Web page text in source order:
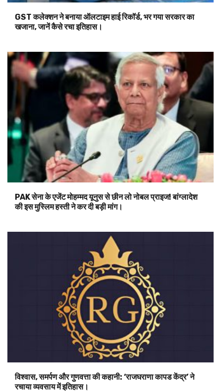
GST कलेक्शन ने बनाया ऑलटाइम हाई रिकॉर्ड, भर गया सरकार का
खजाना, जानें कैसे रचा इतिहास।
PAK सेना के एजेंट मोहम्मद यूनुस से छीन लो नोबल प्राइज! बांग्लादेश
की इस मुस्लिम हस्ती ने कर दी बड़ी मांग।
विश्वास, समर्पण और गुणवत्ता की कहानी: ‘राजघराणा कापड केंद्र’ ने
रचाया व्यवसाय में इतिहास।